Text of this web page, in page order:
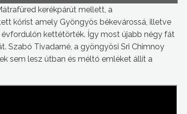
kerékpárút mellett, a
kőrist amely Gyöngyös békevárossá, illetve
kettétörték. Így most újabb négy fát
Szabó Tivadarné, a gyöngyösi Sri Chimnoy
sem lesz útban és méltó emléket állít a